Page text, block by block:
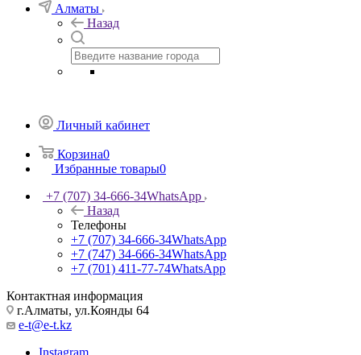
Алматы
Назад
Личный кабинет
Корзина0
Избранные товары0
+7 (707) 34-666-34WhatsApp
Назад
Телефоны
+7 (707) 34-666-34WhatsApp
+7 (747) 34-666-34WhatsApp
+7 (701) 411-77-74WhatsApp
Контактная информация
г.Алматы, ул.Коянды 64
e-t@e-t.kz
Instagram